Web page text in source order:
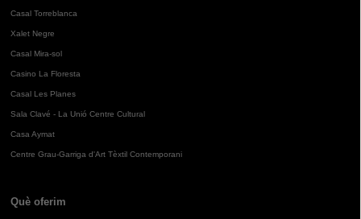
Casal Torreblanca
Xalet Negre
Casal Mira-sol
Casino La Floresta
Casal Les Planes
Sala Clavé - La Unió Centre Cultural
Casa Aymat
Centre Grau-Garriga d'Art Tèxtil Contemporani
Què oferim